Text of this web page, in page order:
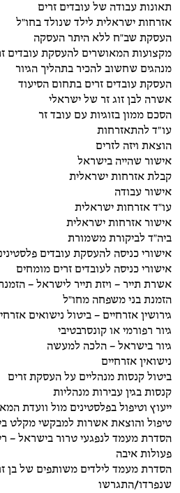
תאונות עבודה של עובדים זרים
אזרחות ישראלית לילד שנולד בחו"ל
העסקת שב"ח ללא היתר העסקה
מקצועות המאושרים להעסקת עובדים
מנהגים שחשוב להכיר בתהליך הגיור
העסקת עובדים זרים בתחום הסיעוד
אשרה לבן זוג זר של ישראלי
הסכם ממון בזוגיות עם עובד זר
עו״ד להתאזרחות
הוצאת ויזה לזרים
אישור שהייה בישראל
קבלת אזרחות ישראלית
אישור עבודה
עו"ד אזרחות ישראלית
אישור אזרחות ישראלית
ביה"ד לביקורת משמורת
אישורי כניסה להעסקת עובדים
אישורי כניסה לעובדים זרים מומחים
אשרת תייר – ויזת תייר לישראל –
הזמנת בני משפחה מחו"ל
גירושין אזרחיים – ביטול נישואים
גיור רפורמי או קונסרבטיבי
גיור בישראל – הלכה למעשה
נישואין אזרחיים
ביטול קנסות מנהליים על העסקת זרים
קנסות בגין עבירות מנהליות
ייעוץ וטיפול בפלסטינים מול וועדת
טיפול והוצאת אשרות למבקשי מקלט
הסדרת מעמד לנפגעי טרור בישראל –
פעולות איבה
הסדרת מעמד לילדים משותפים של בן
שנפרדו/התגרשו